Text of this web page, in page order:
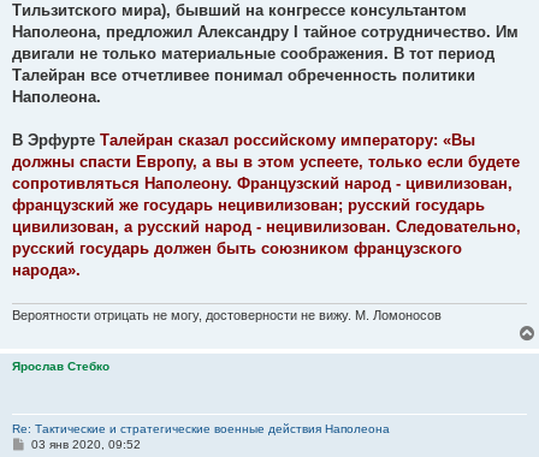
Тильзитского мира), бывший на конгрессе консультантом
Наполеона, предложил Александру I тайное сотрудничество. Им
двигали не только материальные соображения. В тот период
Талейран все отчетливее понимал обреченность политики
Наполеона.
В Эрфурте Талейран сказал российскому императору: «Вы
должны спасти Европу, а вы в этом успеете, только если будете
сопротивляться Наполеону. Французский народ - цивилизован,
французский же государь нецивилизован; русский государь
цивилизован, а русский народ - нецивилизован. Следовательно,
русский государь должен быть союзником французского
народа».
Вероятности отрицать не могу, достоверности не вижу. М. Ломоносов
Ярослав Стебко
Re: Тактические и стратегические военные действия Наполеона
С03 янв 2020, 09:52